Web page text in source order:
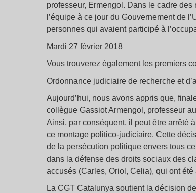
professeur, Ermengol. Dans le cadre
l’équipe à ce jour du Gouvernement de
personnes qui avaient participé à
Mardi 27 février 2018
Vous trouverez également les premiers
Ordonnance judiciaire de recherche et
Aujourd’hui, nous avons appris que,
collègue Gassiot Armengol, professeur
Ainsi, par conséquent, il peut être arrêté
ce montage politico-judiciaire. Cette
de la persécution politique envers tous
dans la défense des droits sociaux des
accusés (Carles, Oriol, Celia), qui ont
La CGT Catalunya soutient la décision